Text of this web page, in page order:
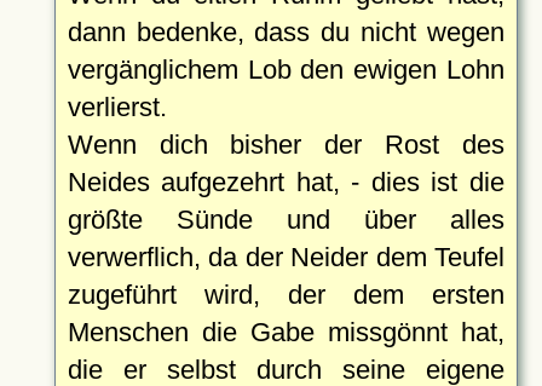
dann bedenke, dass du nicht wegen
vergänglichem Lob den ewigen Lohn
verlierst.
Wenn dich bisher der Rost des
Neides aufgezehrt hat, - dies ist die
größte Sünde und über alles
verwerflich, da der Neider dem Teufel
zugeführt wird, der dem ersten
Menschen die Gabe missgönnt hat,
die er selbst durch seine eigene